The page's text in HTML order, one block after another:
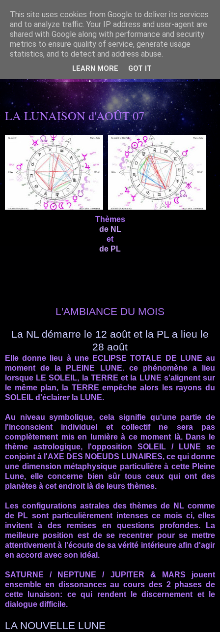
ASTROLOGIE SPIRITUELLE- Mettre en Lumière le lien
CIEL/TERRE est un beau présent
07/01/2006
LA LUNAISON d'AOÛT 07
Thèmes
de NL
et
de PL
L'AMBIANCE DU MOIS
La NL démarre le 12 août et la PL a lieu le
28 août
Elle donne lieu à une ECLIPSE TOTALE DE LUNE au
moment de la PLEINE LUNE. ce phénomène a lieu
lorsque LE SOLEIL, la TERRE et la LUNE s'alignentsur
le même plan, la TERRE empêche alors les rayons du
SOLEIL d'éclairer la LUNE.
Au niveau symbolique, cela signifie qu'une partie de
l'inconscient individuel et collectif ne sera pas
complètement mis en lumière à ce moment là. Dans le
thème astrologique, l'opposition SOLEIL / LUNE se
conjoint à l'AXE DES NOEUDS LUNAIRES, ce qui donne
une dimension métaphysique particulière à cette Pleine
Lune, elle concerne bien sûr tous ceux qui ont des
planètes à cet endroit là de leurs thèmes.
Les configurations astrales des thèmes de NL comme
de PL sont particulièrement intenses ce mois ci, elles
invitent à des remises en questions profondes. La
meilleure position est de se recentrer pour se mettre
attentivement à l'écoute de sa vérité intérieure afin d'agir
en accord avec son idéal.
SATURNE / NEPTUNE / JUPITER & MARS jouent
ensemble en dissonancesau cours des 2 phases de
cette lunaison: ce qui rendent le discernement et le
dialogue difficile.
LA NOUVELLE LUNE
This site uses cookies from Google to deliver its services
and to analyze traffic. Your IP address and user-agent are
shared with Google along with performance and security
metrics to ensure quality of service, generate usage
statistics, and to detect and address abuse.
LEARN MORE GOT IT